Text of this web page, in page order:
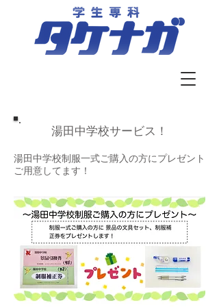
湯田中学校サービス！
湯田中学校制服一式ご購入の方にプレゼント
ご用意してます！